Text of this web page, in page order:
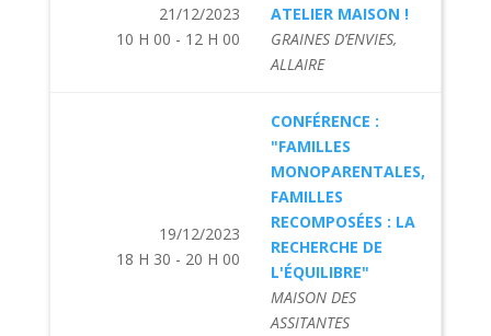
21/12/2023
10 H 00 - 12 H 00
ATELIER MAISON !
GRAINES D’ENVIES,
ALLAIRE
19/12/2023
18 H 30 - 20 H 00
CONFÉRENCE :
"FAMILLES
MONOPARENTALES,
FAMILLES
RECOMPOSÉES : LA
RECHERCHE DE
L'ÉQUILIBRE"
MAISON DES
ASSITANTES